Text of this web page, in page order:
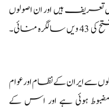
تعریف ہیں اور ان اصولوں
اور نظریات کی بنیاد پر، ایرانی عوام نے فتح کی 43 ویں سالگرہ منائی۔
ایران کے نظام اور عوام
ہوئی ہے اور اس کے